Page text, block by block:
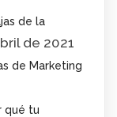
de la
de 2021
de Marketing
qué tu